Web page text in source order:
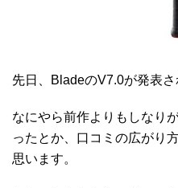
先日、BladeのV7.0が発表さ
なにやら前作よりもしなり
ったとか、口コミの広がり
思います。